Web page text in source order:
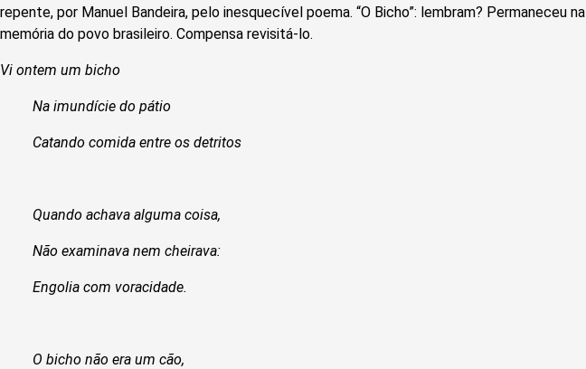
repente, por Manuel Bandeira, pelo inesquecível poema. “O Bicho”: lembram? Permaneceu na
memória do povo brasileiro. Compensa revisitá-lo.
Vi ontem um bicho
Na imundície do pátio
Catando comida entre os detritos
Quando achava alguma coisa,
Não examinava nem cheirava:
Engolia com voracidade.
O bicho não era um cão,